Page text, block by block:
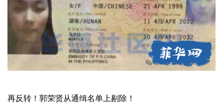
再反转！郭荣贤从通缉名单上剔除！